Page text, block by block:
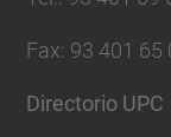
Fax: 93 401 65
Directorio UPC